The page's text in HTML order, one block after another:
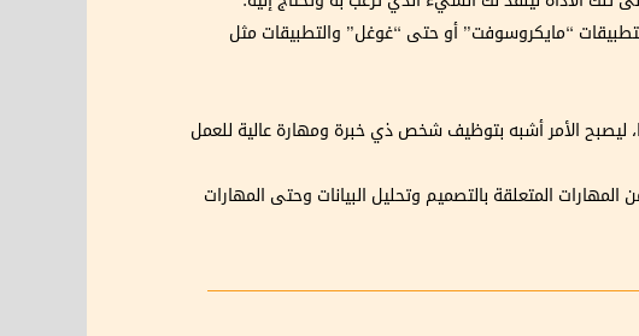
لتطبيقات “مايكروسوفت” أو حتى “غوغل” والتطبيقات مثل
ليصبح الأمر أشبه بتوظيف شخص ذي خبرة ومهارة عالية للعمل
المتعلقة بالتصميم وتحليل البيانات وحتى المهارات